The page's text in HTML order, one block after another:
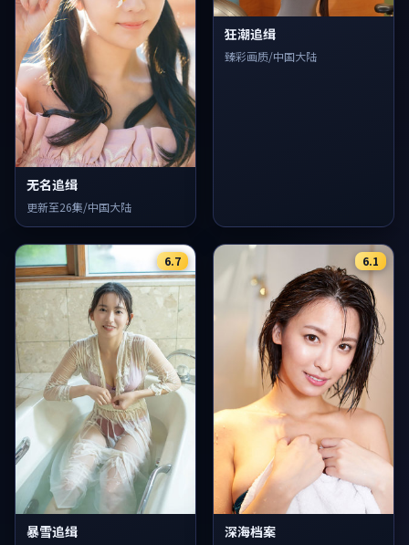
无名追缉
更新至26集/中国大陆
狂潮追缉
臻彩画质/中国大陆
6.7
暴雪追缉
6.1
深海档案